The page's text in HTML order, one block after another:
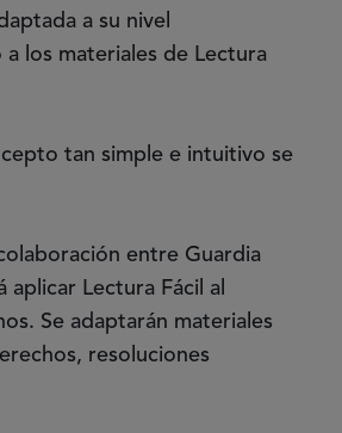
a su nivel
los materiales de Lectura
tan simple e intuitivo se
entre Guardia
aplicar Lectura Fácil al
Se adaptarán materiales
resoluciones